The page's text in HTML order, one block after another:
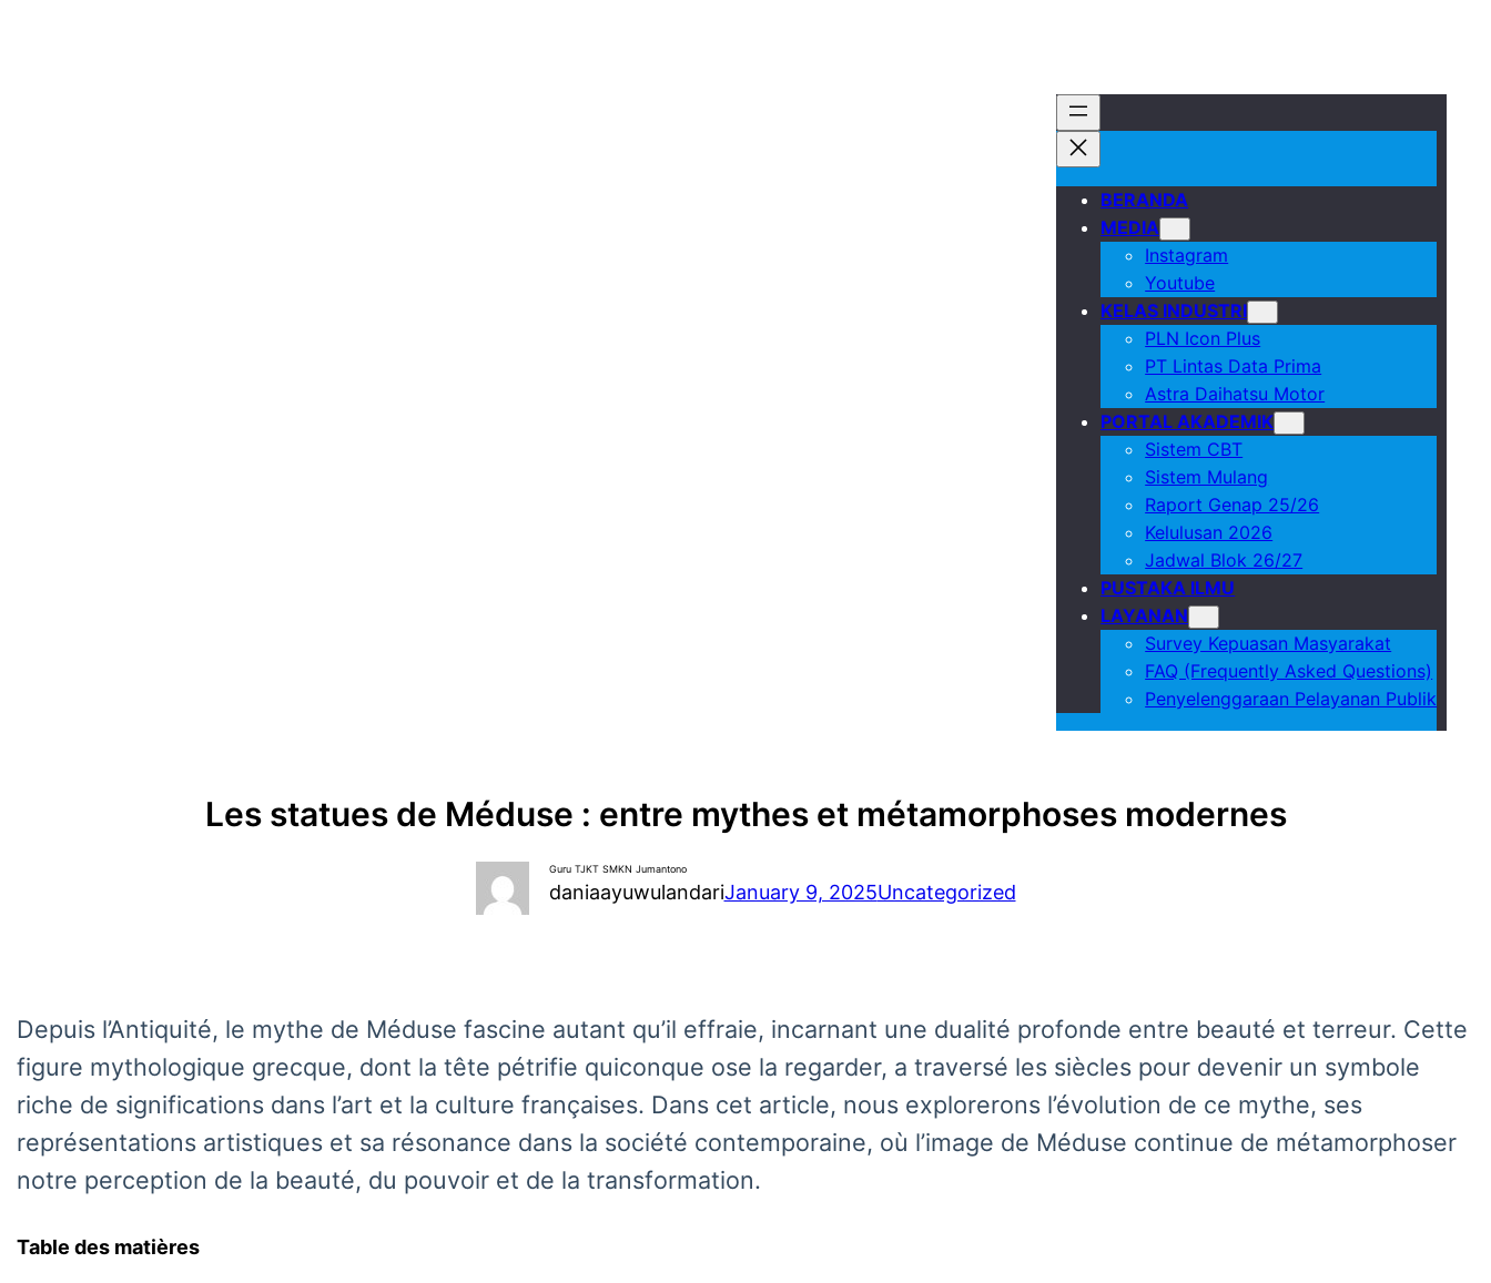
BERANDA
MEDIA
Instagram
Youtube
KELAS INDUSTRI
PLN Icon Plus
PT Lintas Data Prima
Astra Daihatsu Motor
PORTAL AKADEMIK
Sistem CBT
Sistem Mulang
Raport Genap 25/26
Kelulusan 2026
Jadwal Blok 26/27
PUSTAKA ILMU
LAYANAN
Survey Kepuasan Masyarakat
FAQ (Frequently Asked Questions)
Penyelenggaraan Pelayanan Publik
Les statues de Méduse : entre mythes et métamorphoses modernes
Guru TJKT SMKN Jumantono
daniaayuwulandariJanuary 9, 2025Uncategorized
Depuis l’Antiquité, le mythe de Méduse fascine autant qu’il effraie, incarnant une dualité profonde entre beauté et terreur. Cette
figure mythologique grecque, dont la tête pétrifie quiconque ose la regarder, a traversé les siècles pour devenir un symbole
riche de significations dans l’art et la culture françaises. Dans cet article, nous explorerons l’évolution de ce mythe, ses
représentations artistiques et sa résonance dans la société contemporaine, où l’image de Méduse continue de métamorphoser
notre perception de la beauté, du pouvoir et de la transformation.
Table des matières